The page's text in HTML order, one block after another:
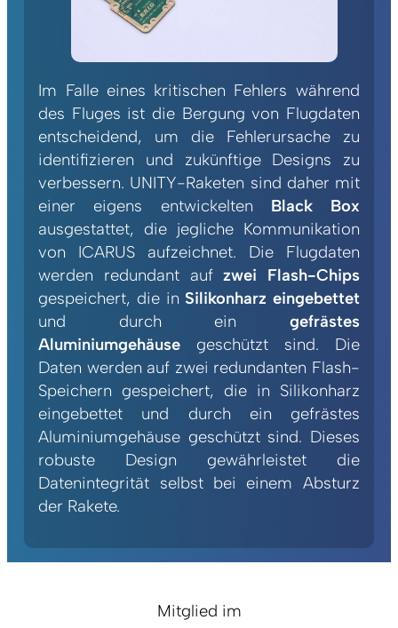
Im Falle eines kritischen Fehlers während
des Fluges ist die Bergung von Flugdaten
entscheidend, um die Fehlerursache zu
identifizieren und zukünftige Designs zu
verbessern. UNITY-Raketen sind daher mit
einer eigens entwickelten Black Box
ausgestattet, die jegliche Kommunikation
von ICARUS aufzeichnet. Die Flugdaten
werden redundant aufzwei Flash-Chips
gespeichert, die in Silikonharz eingebettet
und durch ein gefrästes
Aluminiumgehäuse geschützt sind. Die
Daten werden auf zwei redundanten Flash-
Speichern gespeichert, die in Silikonharz
eingebettet und durch ein gefrästes
Aluminiumgehäuse geschützt sind. Dieses
robuste Design gewährleistet die
Datenintegrität selbst bei einem Absturz
der Rakete.
Mitglied im